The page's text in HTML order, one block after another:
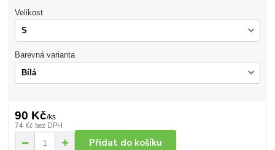
Velikost
Barevná varianta
90 Kč/ks
74 Kč bez DPH
Přidat do košíku